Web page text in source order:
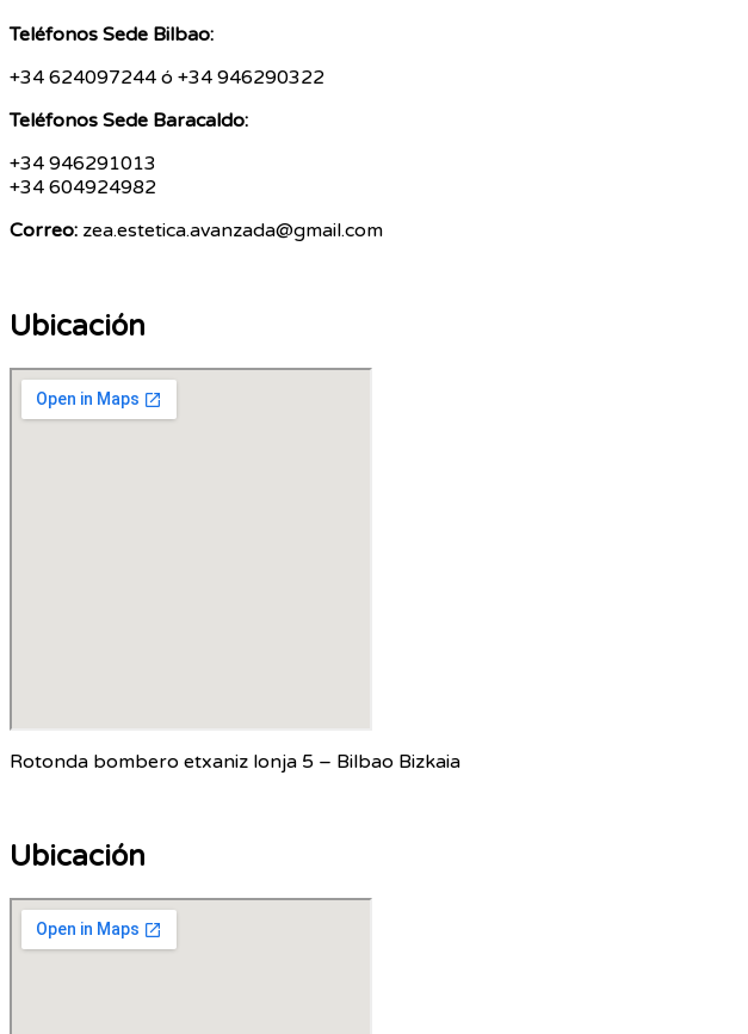
Teléfonos Sede Bilbao:
+34 624097244 ó +34 946290322
Teléfonos Sede Baracaldo:
+34 946291013
+34 604924982
Correo: zea.estetica.avanzada@gmail.com
Ubicación
Rotonda bombero etxaniz lonja 5 – Bilbao Bizkaia
Ubicación